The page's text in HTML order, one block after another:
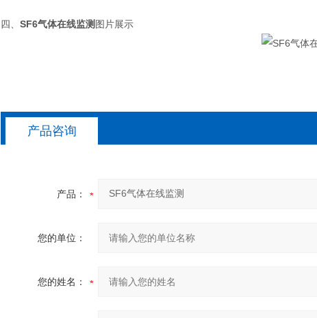
四、 SF6气体在线监测 图片展示
产品咨询
产品：
您的单位：
您的姓名：